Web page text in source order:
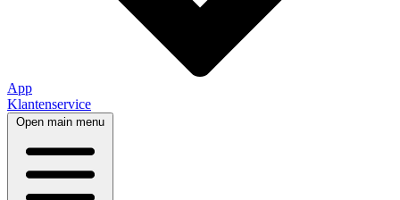
App
Klantenservice
Open main menu